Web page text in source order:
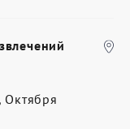
Октября